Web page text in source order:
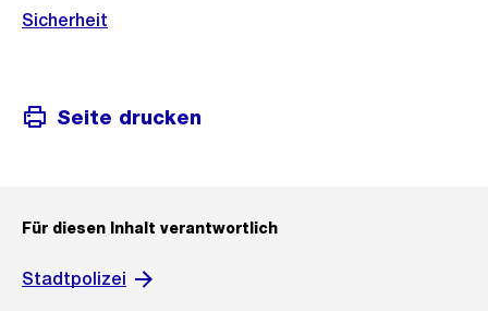
Sicherheit
Seite drucken
Für diesen Inhalt verantwortlich
Stadtpolizei